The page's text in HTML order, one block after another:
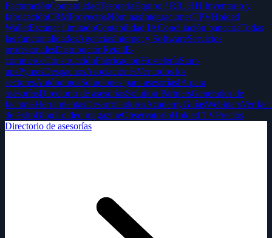
FacturaciónContabilidadTesoreríaEquipo / RR. HH.Inventario y
fabricaciónCRMProyectosNóminasIntegracionesTPVHolded
WalletEscáner ilimitadoContabilidad IAConciliación bancariaTodas
las funcionalidadesAgenciasInternet y SoftwareServicios
profesionalesDistribuciónRetailE-
commerceConstrucciónFabricaciónHosteleríaStart-
upsPymesDespachosAsociacionesVer todos los
sectoresAutónomosSoluciones para asesoríasIA para
asesoríasDirectorio de asesoríasSolution PartnersGenerador de
facturasHerramientasDesarrolladoresAcademyGuíasWebinars
de éxitoBlogHolded magazineObservatorioHolded TVPrecios
Directorio de asesorías